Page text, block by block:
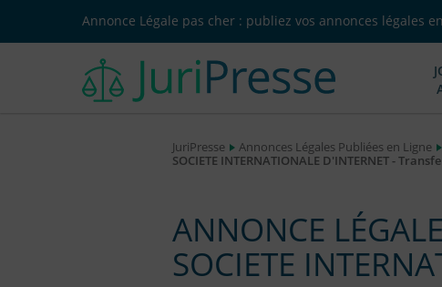
Annonce Légale pas cher : publiez vos annonces légales
JuriPresse
Annonces Légales Publiées en Ligne
SOCIETE INTERNATIONALE D'INTERNET -
ANNONCE
SOCIETE